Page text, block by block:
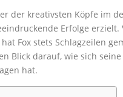
der kreativsten Köpfe im
Erfolge
Fox stets Schlagzeilen
Blick darauf, wie sich
hat.